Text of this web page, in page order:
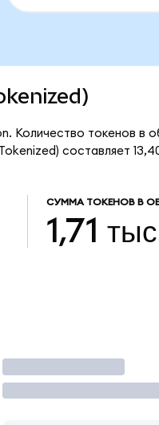
Количество токенов в
составляет
СУММА ТОКЕНОВ В
1,71
Торговать